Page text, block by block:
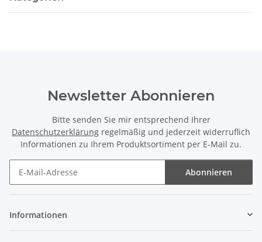
Newsletter Abonnieren
Bitte senden Sie mir entsprechend Ihrer
Datenschutzerklärung regelmäßig und jederzeit widerruflich
Informationen zu Ihrem Produktsortiment per E-Mail zu.
Abonnieren
Informationen